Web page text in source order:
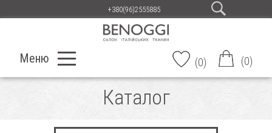
+380(96)2555885
Меню (0) (0)
Каталог